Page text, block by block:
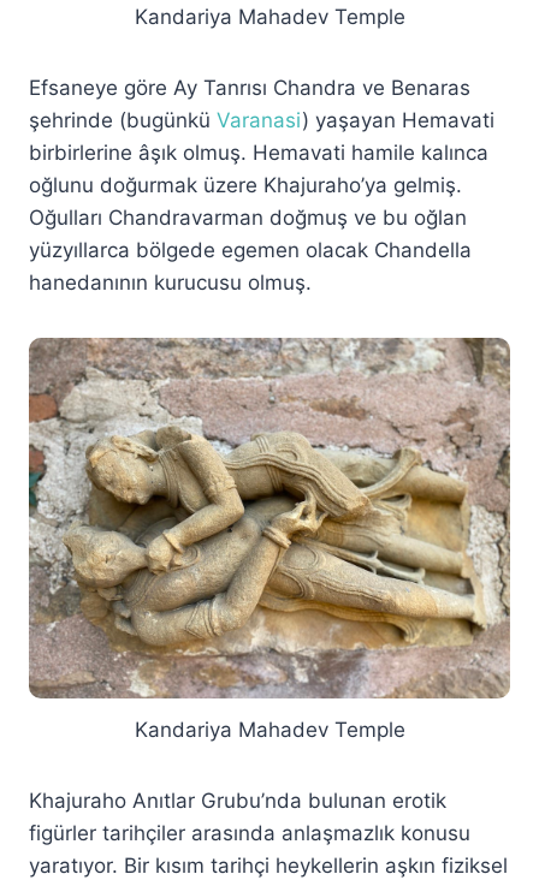
Kandariya Mahadev Temple
Efsaneye göre Ay Tanrısı Chandra ve Benaras
şehrinde (bugünkü Varanasi) yaşayan Hemavati
birbirlerine âşık olmuş. Hemavati hamile kalınca
oğlunu doğurmak üzere Khajuraho’ya gelmiş.
Oğulları Chandravarman doğmuş ve bu oğlan
yüzyıllarca bölgede egemen olacak Chandella
hanedanının kurucusu olmuş.
Kandariya Mahadev Temple
Khajuraho Anıtlar Grubu’nda bulunan erotik
figürler tarihçiler arasında anlaşmazlık konusu
yaratıyor. Bir kısım tarihçi heykellerin aşkın fiziksel